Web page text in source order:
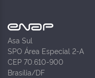
Asa Sul
SPO Área Especial 2-A
CEP 70.610-900
Brasília/DF